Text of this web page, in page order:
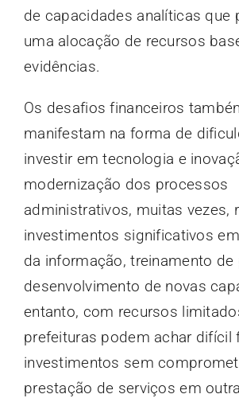
de capacidades analíticas que
uma alocação de recursos
evidências.
Os desafios financeiros
manifestam na forma de
investir em tecnologia e
modernização dos processos
administrativos, muitas vezes,
investimentos significativos
da informação, treinamento de
desenvolvimento de novas
entanto, com recursos
prefeituras podem achar difícil
investimentos sem
prestação de serviços em